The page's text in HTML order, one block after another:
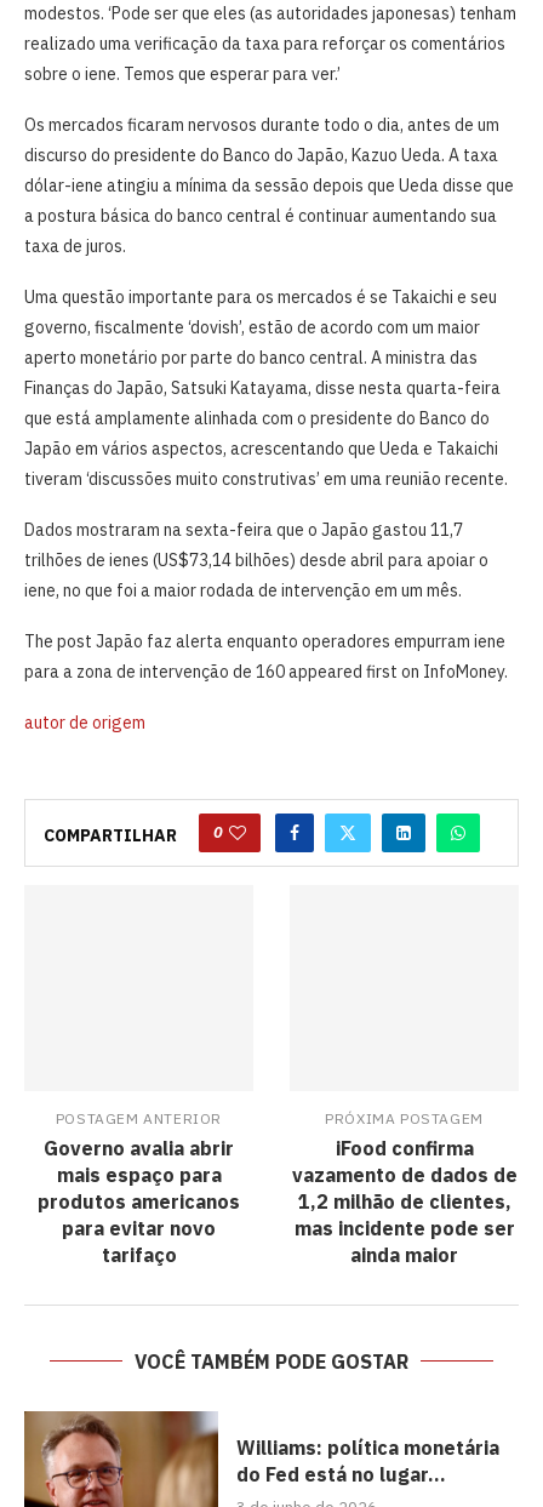
modestos. ‘Pode ser que eles (as autoridades japonesas) ‌tenham
realizado uma verificação da taxa para ​reforçar os comentários
sobre o iene. Temos que esperar para ver.’
Os mercados ficaram nervosos durante todo o dia, antes de um
discurso do presidente do Banco do ⁠Japão, Kazuo Ueda. A ​taxa
dólar-iene atingiu ​a mínima da sessão depois que Ueda disse que
a postura básica do banco ⁠central é continuar aumentando sua
taxa ​de juros.
Uma questão importante para os mercados é se Takaichi e seu
governo, fiscalmente ‘dovish’, estão de acordo com um maior
aperto monetário por parte ​do banco central. A ministra das
Finanças do Japão, Satsuki Katayama, disse nesta quarta-feira
que está amplamente alinhada com ​o presidente do ⁠Banco do
Japão em vários aspectos, acrescentando que Ueda e Takaichi
tiveram ‘discussões muito construtivas’ em uma ⁠reunião recente.
Dados mostraram na sexta-feira que o Japão gastou 11,7
trilhões de ienes (US$73,14 bilhões) desde abril para apoiar o
iene, no que foi a maior rodada de intervenção em um mês.
The post Japão faz alerta enquanto operadores empurram iene
para a zona de intervenção de 160 appeared first on InfoMoney.
autor de origem
COMPARTILHAR 0
POSTAGEM ANTERIOR
Governo avalia abrir
mais espaço para
produtos americanos
para evitar novo
tarifaço
PRÓXIMA POSTAGEM
iFood confirma
vazamento de dados de
1,2 milhão de clientes,
mas incidente pode ser
ainda maior
VOCÊ TAMBÉM PODE GOSTAR
Williams: política monetária
do Fed está no lugar...